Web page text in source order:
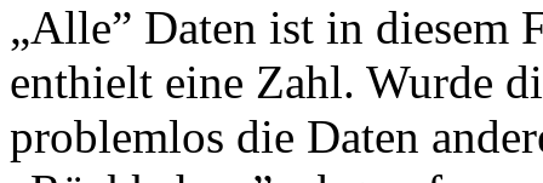
„Alle” Daten ist in diesem
enthielt eine Zahl. Wurde
problemlos die Daten